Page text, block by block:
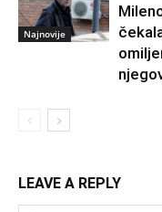
Najnovije
LEAVE A REPLY